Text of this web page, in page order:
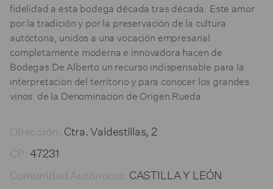
fidelidad a esta bodega década tras década. Este amor
por la tradición y por la preservación de la cultura
autóctona, unidos a una vocación empresarial
completamente moderna e innovadora hacen de
Bodegas De Alberto un recurso indispensable para la
interpretación del territorio y para conocer los grandes
vinos de la Denominacion de Origen Rueda
Dirección: Ctra. Valdestillas, 2
CP: 47231
Comunidad Autónoma: CASTILLA Y LEÓN